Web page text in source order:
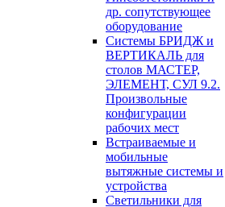
др. сопутствующее
оборудование
Системы БРИДЖ и
ВЕРТИКАЛЬ для
столов МАСТЕР,
ЭЛЕМЕНТ, СУЛ 9.2.
Произвольные
конфигурации
рабочих мест
Встраиваемые и
мобильные
вытяжные системы и
устройства
Светильники для